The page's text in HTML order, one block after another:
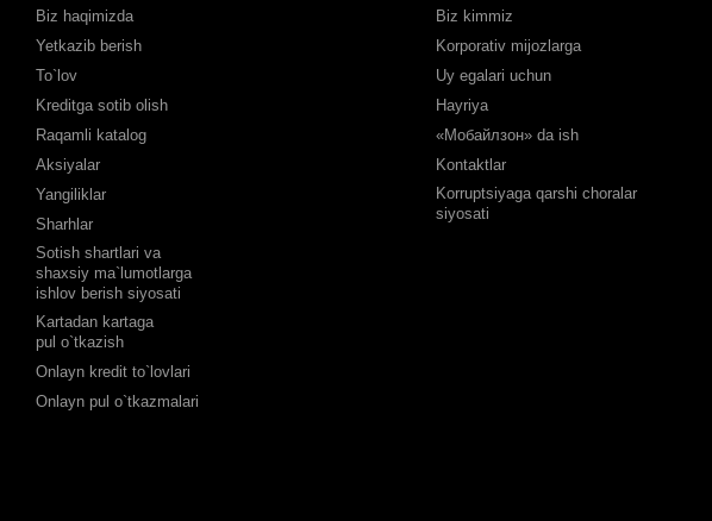
Biz haqimizda
Yetkazib berish
To`lov
Kreditga sotib olish
Raqamli katalog
Aksiyalar
Yangiliklar
Sharhlar
Sotish shartlari va
shaxsiy ma`lumotlarga
ishlov berish siyosati
Kartadan kartaga
pul o`tkazish
Onlayn kredit to`lovlari
Onlayn pul o`tkazmalari
Biz kimmiz
Korporativ mijozlarga
Uy egalari uchun
Hayriya
«Мобайлзон» da ish
Kontaktlar
Korruptsiyaga qarshi choralar
siyosati